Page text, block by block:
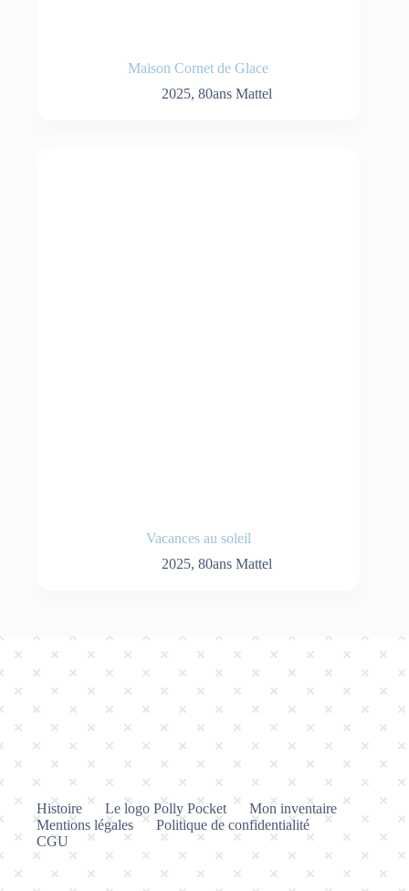
Maison Cornet de Glace
2025, 80ans Mattel
Vacances au soleil
2025, 80ans Mattel
Histoire Le logo Polly Pocket
Mon inventaire
Mentions légales
Politique de confidentialité
CGU